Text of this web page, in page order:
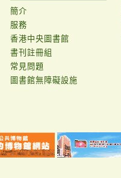
簡介
服務
香港中央圖書館
書刊註冊組
常見問題
圖書館無障礙設施